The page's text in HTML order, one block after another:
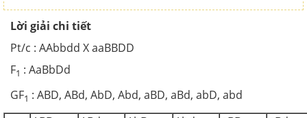
Lời giải chi tiết
Pt/c : AAbbdd X aaBBDD
F1 : AaBbDd
GF1 : ABD, ABd, AbD, Abd, aBD, aBd, abD, abd